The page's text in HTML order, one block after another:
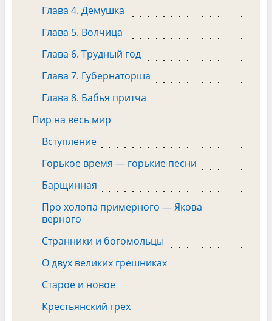
Глава 4. Демушка
Глава 5. Волчица
Глава 6. Трудный год
Глава 7. Губернаторша
Глава 8. Бабья притча
Пир на весь мир
Вступление
Горькое время — горькие песни
Барщинная
Про холопа примерного — Якова
верного
Странники и богомольцы
О двух великих грешниках
Старое и новое
Крестьянский грех